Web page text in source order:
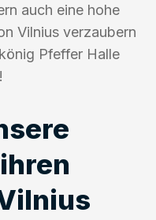
auch eine hohe
Vilnius verzaubern
Pfeffer Halle